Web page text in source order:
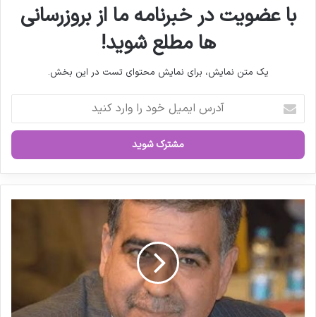
با عضویت در خبرنامه ما از بروزرسانی
ها مطلع شوید!
یک متن نمایش، برای نمایش محتوای تست در این بخش.
ر
ا
ی
م
ی
ل
خ
و
د
ر
ا
و
ر
ئ
ی
س
ف
د
ر
ا